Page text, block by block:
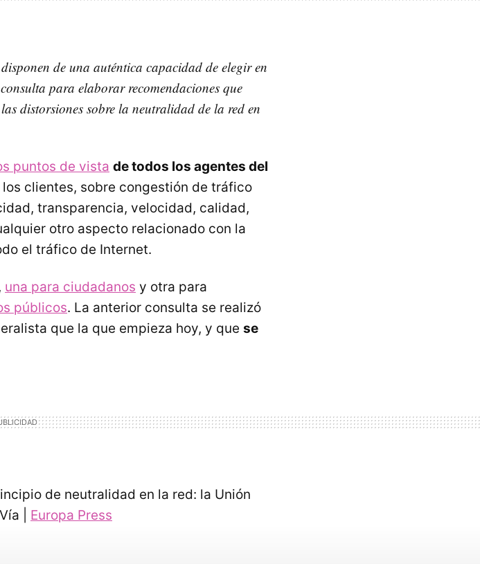
de una auténtica capacidad de elegir en
para elaborar recomendaciones que
distorsiones sobre la neutralidad de la red en
puntos de vista de todos los agentes del
clientes, sobre congestión de tráfico
transparencia, velocidad, calidad,
otro aspecto relacionado con la
el tráfico de Internet.
una para ciudadanos y otra para
públicos. La anterior consulta se realizó
que la que empieza hoy, y que se
de neutralidad en la red: la Unión
| Europa Press